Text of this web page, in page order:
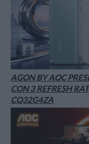
AGON BY AOC
CON 3 REFRESH
CQ32G4ZA